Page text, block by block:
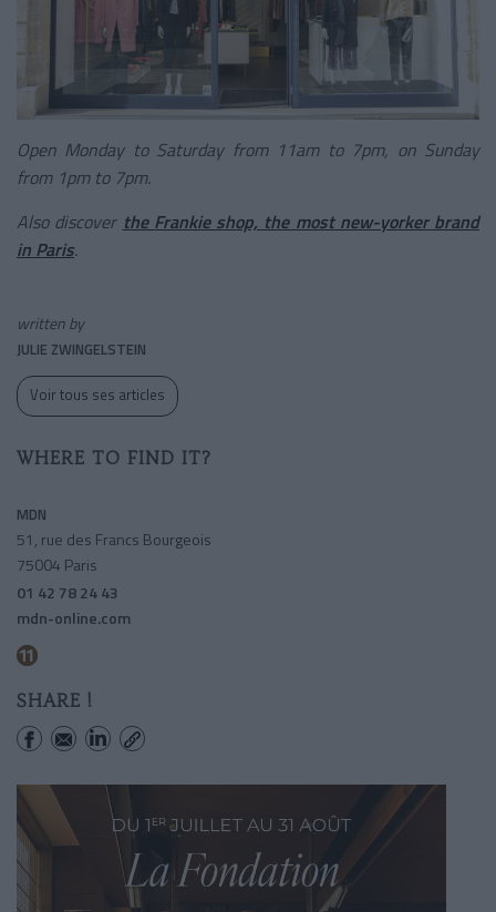
Open Monday to Saturday from 11am to 7pm, on Sunday
from 1pm to 7pm.
Also discover the Frankie shop, the most new-yorker brand
in Paris.
written by
JULIE ZWINGELSTEIN
Voir tous ses articles
WHERE TO FIND IT?
MDN
51, rue des Francs Bourgeois
75004 Paris
01 42 78 24 43
mdn-online.com
SHARE !